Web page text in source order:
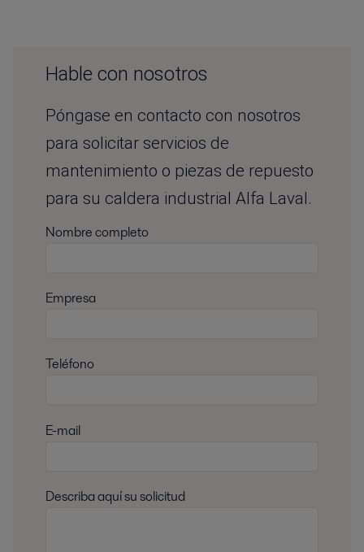
Hable con nosotros
Póngase en contacto con nosotros
para solicitar servicios de
mantenimiento o piezas de repuesto
para su caldera industrial Alfa Laval.
Nombre completo
Empresa
Teléfono
E-mail
Describa aquí su solicitud